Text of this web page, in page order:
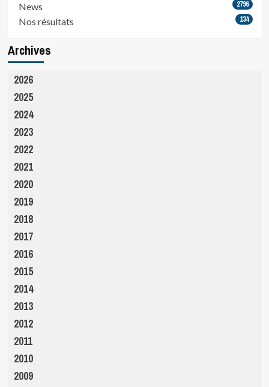
News 2796
Nos résultats 134
Archives
2026
2025
2024
2023
2022
2021
2020
2019
2018
2017
2016
2015
2014
2013
2012
2011
2010
2009